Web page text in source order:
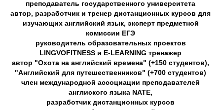
преподаватель государственного университета
автор, разработчик и тренер дистанционных курсов для
изучающих английский язык, эксперт предметной
комиссии ЕГЭ
руководитель образовательных проектов
LINGVOFITNESS и E-LEARNING тренажер
автор "Охота на английский времена" (+150 студентов),
"Английский для путешественников" (+700 студентов)
член международной ассоциации преподавателей
англиского языка NATE,
разработчик дистанционных курсов